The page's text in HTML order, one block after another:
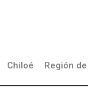
Chiloé Región